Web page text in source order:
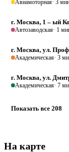
Авиамоторная· 3
г. Москва, 1 – ый
Автозаводская· 1
г. Москва, ул.
Академическая· 3
г. Москва, ул.
Академическая· 7
Показать все 208
На карте